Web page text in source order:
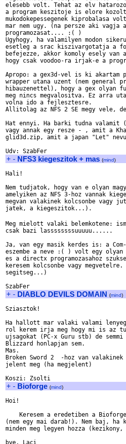
elesebb volt. Tehat az elv
a program keszitoje is elore
mukodokepessegenek
mar nem ugy. (na persze aki
programozasat.... :( )
Ugyhogy, ha valamilyen modon
esetleg a srac kiszivargotatja a
befejezze, akkor komoly esely van
hogy csak voodoo-ra irjak-e a
Apropo: a gex3d-vel is ki
wrapper utana uzent (nem
hibauzenettel), hogy a gex olyan
meg nincs megvalositva. Ez arra
volna ido a fejlesztesre.
Allitolag az NFS 2 SE megy vele,
Hat ennyi. Ha barki tudna valamit
vagy annak egy resze - , amit a
glid3d.zip, amit a japan "Let"
+ - NFS3 kiegeszitok + mas (mind)
Hali!
Nem tudjatok, hogy van e olyan
amelyiken az NFS 3-hoz vannak
megvan valakinek kolcsonbe vagy
jatek, a kiegeszitok...).
Meg mielott valaki belemkotene:
csak bazi lassssssssuuuuu......
Ja, van egy masik kerdes is: a
eszembe a neve :( ) volt egy
es a directx programozasahoz
keresem kolcsonbe vagy
segitseg...)
+ - DIABLO DEVILS DOMAIN (mind)
Sziasztok!
Ha hallott mar valaki valami
rol kerem irja meg hogy mi is az
ujsagokat (PC-x Guru stb) de
Blizzard honlapjan sem.
Mas.
Broken Sword 2  -hoz van
jelent meg (ha megjelent)
+ - Bioforge (mind)
Hoi!
Keresem a eredetiben a
(nem egy mai darab!). Nem baj,
minden meg legyen hozza